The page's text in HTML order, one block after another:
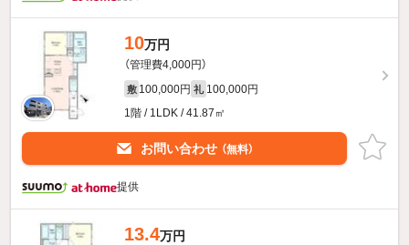
10万円
（管理費4,000円）
敷 100,000円 礼 100,000円
1階 / 1LDK / 41.87㎡
お問い合わせ （無料）
提供
13.4万円